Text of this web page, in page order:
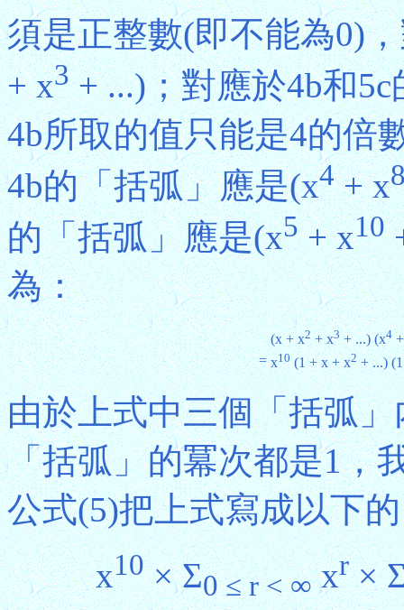
須是正整數(即不能為0)
+ x3+ ...)；對應於4b和
4b所取的值只能是4的倍
4b的「括弧」應是(x4+ x
的「括弧」應是(x5+ x10
為：
(x + x2+ x3+ ...) (x4+
= x10(1 + x + x2+ ...)
由於上式中三個「括弧
「括弧」的冪次都是1，
公式(5)把上式寫成以下
x10× Σ0 ≤ r < ∞xr×